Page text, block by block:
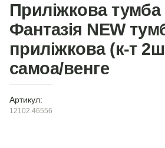
Приліжкова тумба
Фантазія NEW
приліжкова (к-т
самоа/венге
Артикул:
12102.46556